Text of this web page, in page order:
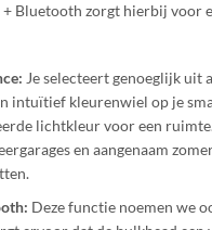
Bluetooth zorgt hierbij voor
Je selecteert genoeglijk
intuïtief kleurenwiel op je
lichtkleur voor een
en aangenaam
Deze functie noemen we